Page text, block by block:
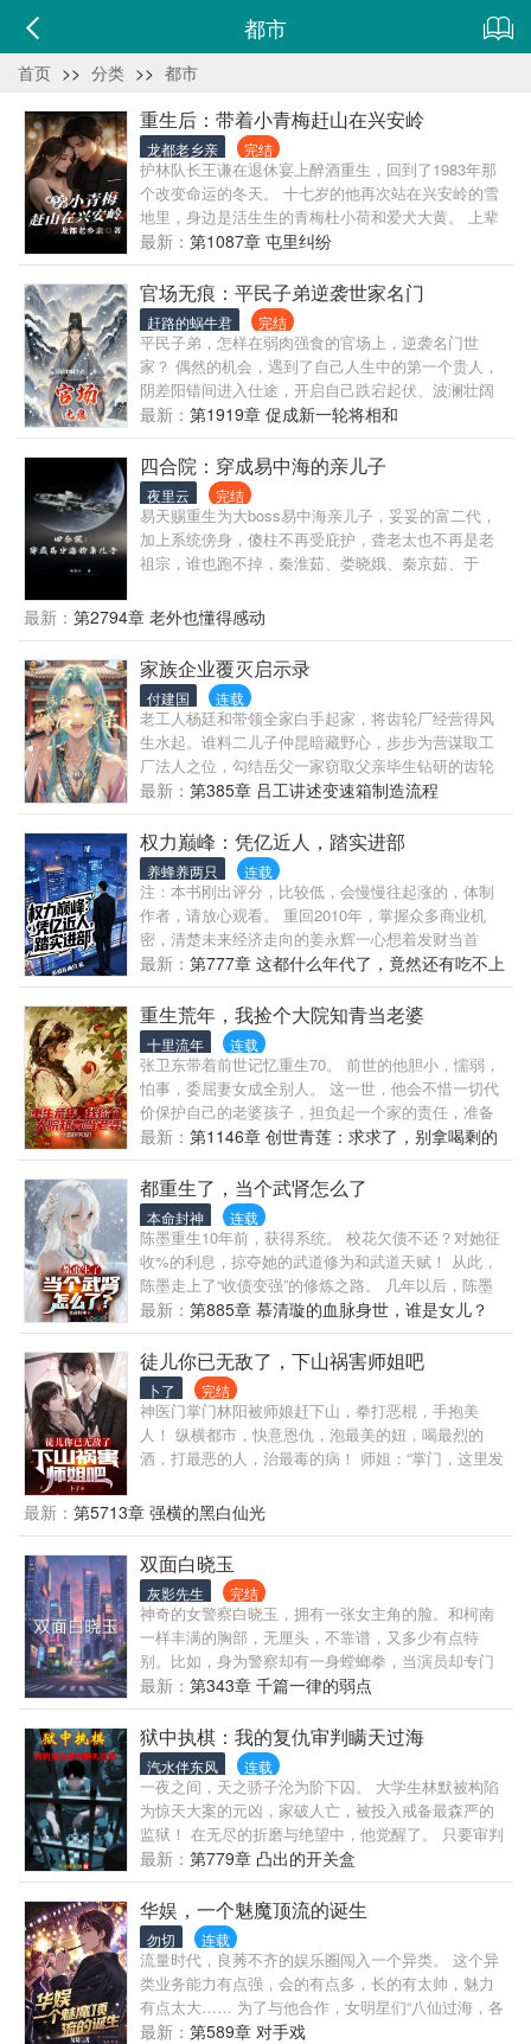
都市
首页 >> 分类 >> 都市
重生后：带着小青梅赶山在兴安岭
龙都老乡亲 完结
护林队长王谦在退休宴上醉酒重生，回到了1983年那
个改变命运的冬天。 十七岁的他再次站在兴安岭的雪
地里，身边是活生生的青梅杜小荷和爱犬大黄。 上辈
子，他们在这天遭遇野猪，杜小荷惨死，他背负骂名
孤独一生； 这辈子，他带着四十多年的狩猎记忆归
来，誓要扭转乾坤。 从刀猎野猪到枪毙黑熊，从单枪
匹马到兄弟同心，王谦以重生者的老练技艺，在冰天
雪地中书写新的狩猎传奇。 他精通"低头香"与"抬头
香"猎犬的驯养，深谙熊瞎子的脾性，懂得每一处兽踪
背后的秘密。 但最珍贵的，是能重新守护那些曾经失
去的人——活泼勇敢的杜小荷、忠厚义气的于子明、
倔强刚直的父母，以及几条生死相随的猎犬。 真实还
原八十年代东北林区的狩猎生活，展现赶山人的智慧
与豪情。 这里有雪地追踪的惊险、刀猎野猪的刺激、
智取黑熊的酣畅，更有醇厚的兄弟情义和质朴的山村
爱情。 看王谦他们如何用三五杆老枪、十几条好狗、
凭着一身本事，在重生的岁月里守护挚爱，活出不一
样的猎户人生。
最新： 第1087章 屯里纠纷
官场无痕：平民子弟逆袭世家名门
赶路的蜗牛君 完结
平民子弟，怎样在弱肉强食的官场上，逆袭名门世
家？ 偶然的机会，遇到了自己人生中的第一个贵人，
阴差阳错间进入仕途，开启自己跌宕起伏、波澜壮阔
的官场人生。 回望过去走过的路，爱过，恨过，幸福
过；输过，赢过，拼搏过，这样的人生无怨无悔！ 每
段路总会有不同的故事，回首时，也许我们无法找寻
曾经的步痕，但是那满满的经历，书写的正是自己的
一生。 读书，就是读人生！
最新： 第1919章 促成新一轮将相和
四合院：穿成易中海的亲儿子
夜里云 完结
易天赐重生为大boss易中海亲儿子，妥妥的富二代，
加上系统傍身，傻柱不再受庇护，聋老太也不再是老
祖宗，谁也跑不掉，秦淮茹、娄晓娥、秦京茹、于
最新： 第2794章 老外也懂得感动
家族企业覆灭启示录
付建国 连载
老工人杨廷和带领全家白手起家，将齿轮厂经营得风
生水起。谁料二儿子仲昆暗藏野心，步步为营谋取工
厂法人之位，勾结岳父一家窃取父亲毕生钻研的齿轮
钢配方，另起炉灶抢走大批客户。为一夜暴.富，仲昆
在岳父怂恿下豪赌房地产，不仅抵押父亲苦心经营的
齿轮厂贷款3500万，还抽走1500万流动资金。最终投
资失败，5000万血本无归，齿轮厂被银行拍卖，仲昆
绝望自杀。从满心信任到痛失一切，杨廷和经历的不
仅是事业崩塌，更是亲情的轰然破碎
最新： 第385章 吕工讲述变速箱制造流程
权力巅峰：凭亿近人，踏实进部
养蜂养两只 连载
注：本书刚出评分，比较低，会慢慢往起涨的，体制
作者，请放心观看。 重回2010年，掌握众多商业机
密，清楚未来经济走向的姜永辉一心想着发财当首
富，可命运却偏偏不如他的意，他越是想放弃公务
员，升迁的反而越快。 从普通民警到刑侦大队长、常
务副局长……再到主政一省的大员，当他回首时才发
现，命运总是颠沛流离，命运总是曲折离奇，从不由
自己……
最新： 第777章 这都什么年代了，竟然还有吃不上
干净水的地方
重生荒年，我捡个大院知青当老婆
十里流年 连载
张卫东带着前世记忆重生70。 前世的他胆小，懦弱，
怕事，委屈妻女成全别人。 这一世，他会不惜一切代
价保护自己的老婆孩子，担负起一个家的责任，准备
扛起猎枪进山打猎！ 竟然意外激活的空间系统。 别人
不敢进深山打猎，他敢！ 凭借前世的神枪手记忆，野
猪，狼群，乃至老虎也成为他狩猎对象。 山里的奇珍
异果，山珍野味，乃至珍贵的草药这些珍贵的资源，
让他发家致富。 他把老婆孩子宠上天，让全村人刮目
相看。
最新： 第1146章 创世青莲：求求了，别拿喝剩的
茶水浇我！
都重生了，当个武肾怎么了
本命封神 连载
陈墨重生10年前，获得系统。 校花欠债不还？对她征
收%的利息，掠夺她的武道修为和武道天赋！ 从此，
陈墨走上了“收债变强”的修炼之路。 几年以后，陈墨
突破武神，成为世间最强者。 陈墨：“我能有今天的实
力，全靠努力和汗水——但你别管是谁的努力和汗
水。”
最新： 第885章 慕清璇的血脉身世，谁是女儿？
徒儿你已无敌了，下山祸害师姐吧
卜了 完结
神医门掌门林阳被师娘赶下山，拳打恶棍，手抱美
人！ 纵横都市，快意恩仇，泡最美的妞，喝最烈的
酒，打最恶的人，治最毒的病！ 师姐：“掌门，这里发
妖女护在身后，义正言辞：“师姐，请自重，她是我老
婆！”
最新： 第5713章 强横的黑白仙光
双面白晓玉
灰影先生 完结
神奇的女警察白晓玉，拥有一张女主角的脸。和柯南
一样丰满的胸部，无厘头，不靠谱，又多少有点特
别。比如，身为警察却有一身螳螂拳，当演员却专门
演破坏自己婚姻的绿茶。
最新： 第343章 千篇一律的弱点
狱中执棋：我的复仇审判瞒天过海
汽水伴东风 连载
一夜之间，天之骄子沦为阶下囚。 大学生林默被构陷
为惊天大案的元凶，家破人亡，被投入戒备最森严的
监狱！ 在无尽的折磨与绝望中，他觉醒了。 只要审判
那些法律无法制裁的罪恶，就能获得奖励，甚至——
复活家人！ 从此，一个拥有完美不在场证明的幕后审
判者诞生了。 商界巨鳄离奇暴毙，地下皇帝人间蒸
发，一手遮天的权贵家族分崩离析…… 治安系统为之
疯狂，却永远想不到，始作俑者只是一个囚犯。 权贵
在恐惧之中想要无差别地，除掉所有有动机的人，反
而被林默率先除掉。 谁能怀疑一个被24小时监控的囚
犯呢？林默看着摄像头，和平常一样面无表情。
最新： 第779章 凸出的开关盒
华娱，一个魅魔顶流的诞生
勿切 连载
流量时代，良莠不齐的娱乐圈闯入一个异类。 这个异
类业务能力有点强，会的有点多，长的有太帅，魅力
有点太大…… 为了与他合作，女明星们“八仙过海，各
显神通”…… 顾知言：唉，太优秀了，没办法！
最新： 第589章 对手戏